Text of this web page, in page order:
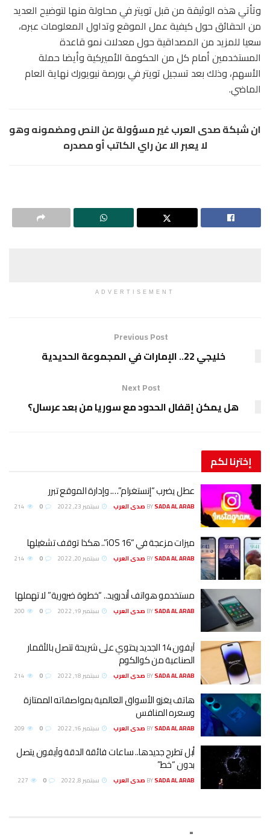
وتأتي هذه الوثيقة من قبل تويتر في محاولة منها لتوضيح العديد
من الحقائق حول كيفية عمل الموقع وتداول المعلومات عبره،
سعيا للمزيد من المصداقية حول معدلات نمو قاعدة
المستخدمين أمام كل من الحكومة الأميركية وأيضا حملة
الأسهم، وذلك بعد تسجيل تويتر في بورصة نيويورك نهاية العام
الماضي.
ان شبكة صدى العرب غير مسؤولة عن النص ومضمونه وهو
لا يعبر الا عن راي الكاتب أو مصدره
ADVERTISEMENT
Previous Post
خليجي 22.. الإمارات في المجموعة الحديدية
Next Post
هل يمكن إقفال الحدود مع سوريا من بعد عرسال؟
إخترنالكم
عطل يضرب “إنستغرام”…. وإدارة الموقع تبرر
BYSADA AL ARAB صدى العرب سبتمبر 23, 2022
ميزات مزعجة في “iOS 16”.. هكذا توقف تشغيلها
BYSADA AL ARAB صدى العرب سبتمبر 20, 2022
مستخدمو هواتف أندرويد.. “خطوة ضرورية” لا تهملها
BYSADA AL ARAB صدى العرب سبتمبر 19, 2022
آيفون 14 الجديد يحتوي على شريحة تتصل بالأقمار
الصناعية من كوالكوم
BYSADA AL ARAB صدى العرب سبتمبر 18, 2022
هاتف يغزو الأسواق العالمية بمواصفاته الممتازة
وسعره المنافس
BYSADA AL ARAB صدى العرب سبتمبر 16, 2022
أبل تطرح جديدها.. ساعات فائقة الدقة وآيفون يتصل
بدون “خط”
BYSADA AL ARAB صدى العرب سبتمبر 8, 2022